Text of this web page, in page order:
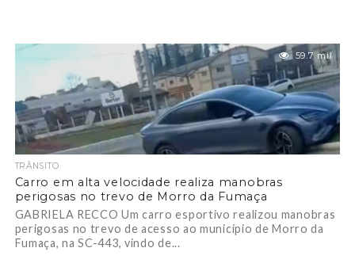
59.7 mil
TRÂNSITO
Carro em alta velocidade realiza manobras
perigosas no trevo de Morro da Fumaça
GABRIELA RECCO Um carro esportivo realizou manobras
perigosas no trevo de acesso ao município de Morro da
Fumaça, na SC-443, vindo de...